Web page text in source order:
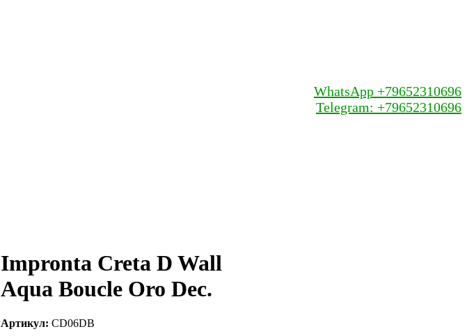
WhatsApp +79652310696
Telegram: +79652310696
Impronta Creta D Wall
Aqua Boucle Oro Dec.
Артикул: CD06DB